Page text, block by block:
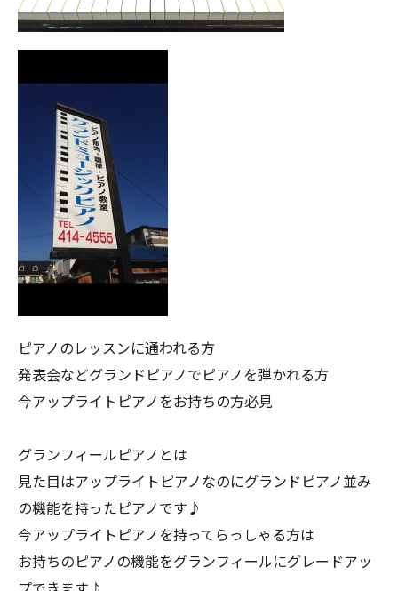
ピアノのレッスンに通われる方
発表会などグランドピアノでピアノを弾かれる方
今アップライトピアノをお持ちの方必見
グランフィールピアノとは
見た目はアップライトピアノなのにグランドピアノ並み
の機能を持ったピアノです♪
今アップライトピアノを持ってらっしゃる方は
お持ちのピアノの機能をグランフィールにグレードアッ